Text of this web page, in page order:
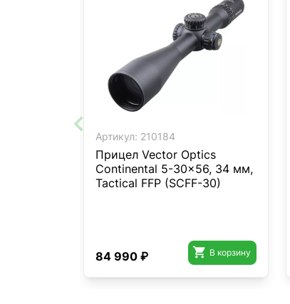
Артикул: 210184
Прицел Vector Optics
Continental 5-30x56, 34 мм,
Tactical FFP (SCFF-30)
84 990 ₽  В корзину